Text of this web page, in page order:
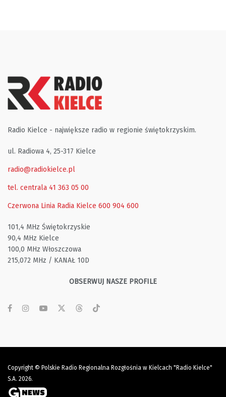
Radio Kielce - największe radio w regionie świętokrzyskim.
ul. Radiowa 4, 25-317 Kielce
radio@radiokielce.pl
tel. centrala 41 363 05 00
Czerwona Linia Radia Kielce 600 904 600
101,4 MHz Świętokrzyskie
90,4 MHz Kielce
100,0 MHz Włoszczowa
215,072 MHz / KANAŁ 10D
OBSERWUJ NASZE PROFILE
Copyright © Polskie Radio Regionalna Rozgłośnia w Kielcach "Radio Kielce"
S.A. 2026.